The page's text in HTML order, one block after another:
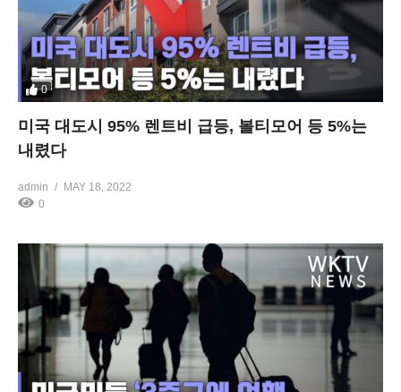
0
미국 대도시 95% 렌트비 급등, 볼티모어 등 5%는
내렸다
admin
MAY 18, 2022
0